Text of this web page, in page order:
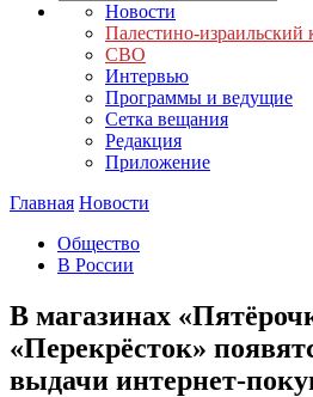
Новости
Палестино-израильский
СВО
Интервью
Программы и ведущие
Сетка вещания
Редакция
Приложение
Главная Новости
Общество
В России
В магазинах
«Перекрёсток»
выдачи интернет-